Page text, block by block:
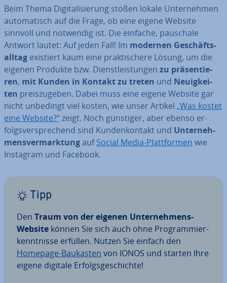
Beim Thema Di­gi­ta­li­sie­rung stoßen lokale Un­ter­neh­men
au­to­ma­tisch auf die Frage, ob eine eigene Website
sinnvoll und notwendig ist. Die einfache, pauschale
Antwort lautet: Auf jeden Fall! Im modernen Ge­schäfts­
all­tag existiert kaum eine prak­ti­sche­re Lösung, um die
eigenen Produkte bzw. Dienst­leis­tun­gen zu prä­sen­tie­
ren, mit Kunden in Kontakt zu treten und Neu­ig­kei­
ten preis­zu­ge­ben. Dabei muss eine eigene Website gar
nicht unbedingt viel kosten, wie unser Artikel „Was kostet
eine Website?“zeigt. Noch günstiger, aber ebenso er­
folgs­ver­spre­chend sind Kun­den­kon­takt und Un­ter­neh­
mens­ver­mark­tungaufSocial Media-Platt­for­men wie
Instagram und Facebook.
Tipp
Den Traum von der eigenen Un­ter­neh­mens-
Website können Sie sich auch ohne Pro­gram­mier­
kennt­nis­se erfüllen. Nutzen Sie einfach den
Homepage-Baukasten von IONOS und starten Ihre
eigene digitale Er­folgs­ge­schich­te!